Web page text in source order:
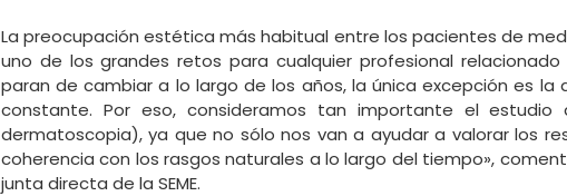
La preocupación estética más habitual entre los pacientes de
uno de los grandes retos para cualquier profesional
paran de cambiar a lo largo de los años, la única excepción es
constante. Por eso, consideramos tan importante el
dermatoscopia), ya que no sólo nos van a ayudar a valorar los
coherencia con los rasgos naturales a lo largo del tiempo»,
junta directa de la SEME.